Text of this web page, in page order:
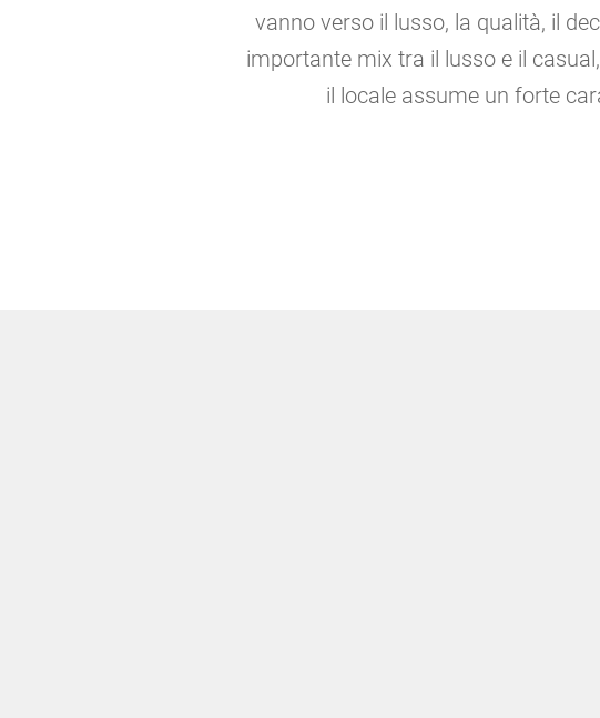
vanno verso il lusso, la qualità, il
importante mix tra il lusso e il
il locale assume un forte